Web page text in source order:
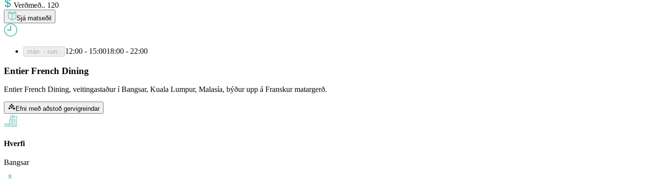
Verðmeð.. 120
Sjá matseðil
mán. - sun. : 12:00 - 15:0018:00 - 22:00
Entier French Dining
Entier French Dining, veitingastaður í Bangsar, Kuala Lumpur, Malasía, býður upp á Franskur matargerð.
Efni með aðstoð gervigreindar
Hverfi
Bangsar